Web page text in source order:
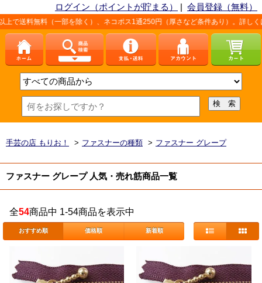
ログイン（ポイントが貯まる） | 会員登録（無料）
（一部を除く）、ネコポス1通250円（厚さなど条件あり）。詳しくは、こちら
手芸の店 もりお！ > ファスナーの種類 > ファスナー グレープ
ファスナー グレープ 人気・売れ筋商品一覧
全54商品中 1-54商品を表示中
おすすめ順 価格順 新着順